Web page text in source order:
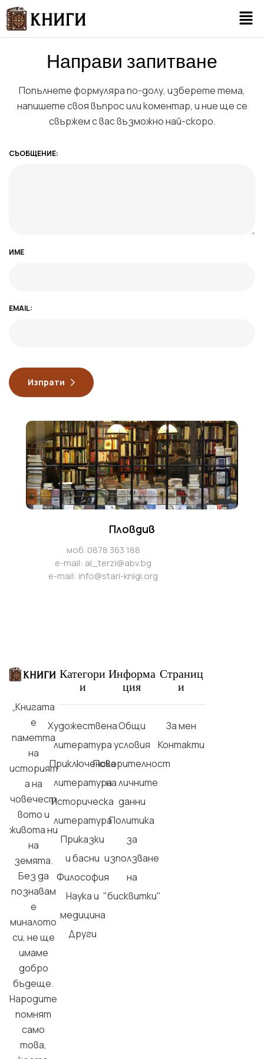
Направи запитване
Попълнете формуляра по-долу, изберете тема,
напишете своя въпрос или коментар, и ние ще се
свържем с вас възможно най-скоро.
СЪОБЩЕНИЕ:
ИМЕ
EMAIL:
Изпрати
Пловдив
моб. 0878 363 188
e-mail: al_terzi@abv.bg
e-mail: info@stari-knigi.org
„Книгата
е
паметта
на
историят
а на
човечест
вото и
живота ни
на
земята.
Без да
познавам
е
миналото
си, не ще
имаме
добро
бъдеще.
Народите
помнят
само
това,
Категори
и
Художествена
литература
Приключенска
литература
Историческа
литература
Приказки
и басни
Философия
Наука и
медицина
Други
Информа
ция
Общи
условия
Поверителност
на личните
данни
Политика
за
използване
на
"бисквитки"
Страниц
и
За мен
Контакти